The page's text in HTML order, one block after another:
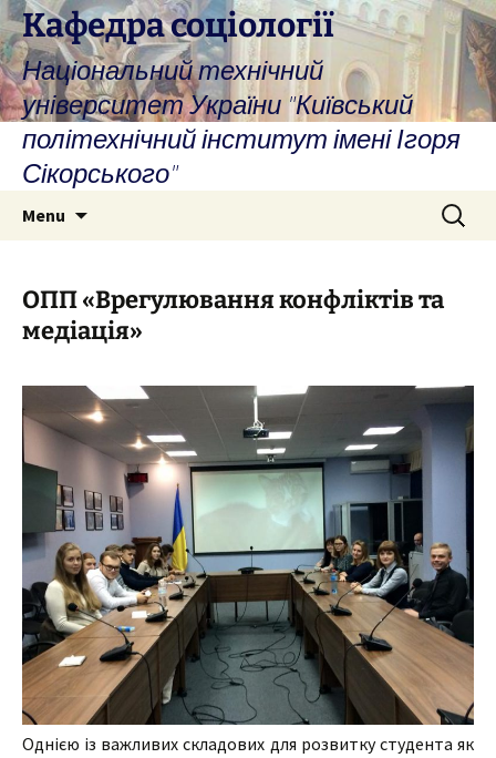
Skip
to
content
Кафедра соціології
Національний технічний
університет України "Київський
політехнічний інститут імені Ігоря
Сікорського"
Menu
Search
for:
ОПП «Врегулювання конфліктів та
медіація»
Однією із важливих складових для розвитку студента як